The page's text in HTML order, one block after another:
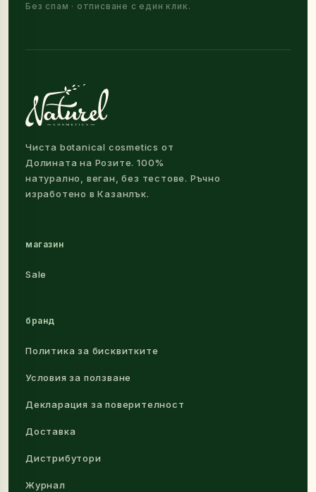
Без спам · отписване с един клик.
Чиста botanical cosmetics от
Долината на Розите. 100%
натурално, веган, без тестове. Ръчно
изработено в Казанлък.
магазин
Sale
бранд
Политика за бисквитките
Условия за ползване
Декларация за поверителност
Доставка
Дистрибутори
Журнал